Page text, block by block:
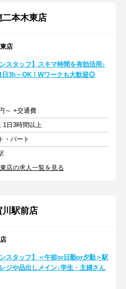
二本木東店
店
ンスタッフ】スキマ時間を有効活用♪
日3h～OK！Wワークも大歓迎◎
～ +交通費
1日3時間以上
・パート
店の求人一覧を見る
川駅前店
ンスタッフ】＜午前or日勤or夕勤＞駅
ジや品出しメイン♪学生・主婦さん